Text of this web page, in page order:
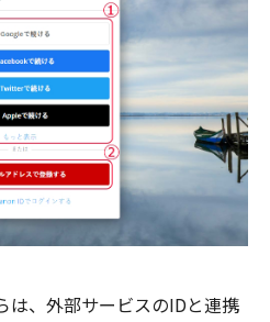
、外部サービスのIDと連携